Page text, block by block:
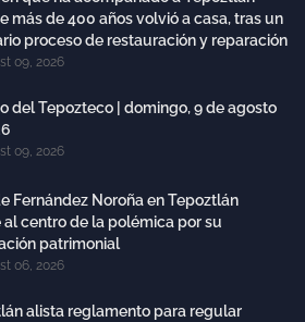
más de 400 años volvió a casa, tras un
proceso de restauración y reparación
09, 2026
del Tepozteco | domingo, 9 de agosto
09, 2026
Fernández Noroña en Tepoztlán
centro de la polémica por su
patrimonial
06, 2026
alista reglamento para regular